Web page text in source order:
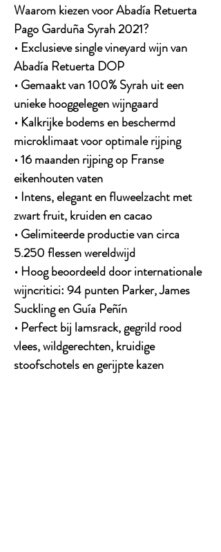
Waarom kiezen voor Abadía Retuerta
Pago Garduña Syrah 2021?
• Exclusieve single vineyard wijn van
Abadía Retuerta DOP
• Gemaakt van 100% Syrah uit een
unieke hooggelegen wijngaard
• Kalkrijke bodems en beschermd
microklimaat voor optimale rijping
• 16 maanden rijping op Franse
eikenhouten vaten
• Intens, elegant en fluweelzacht met
zwart fruit, kruiden en cacao
• Gelimiteerde productie van circa
5.250 flessenwereldwijd
• Hoog beoordeeld door internationale
wijncritici:94 punten Parker, James
Suckling en Guía Peñín
• Perfect bij lamsrack, gegrild rood
vlees, wildgerechten, kruidige
stoofschotels en gerijpte kazen